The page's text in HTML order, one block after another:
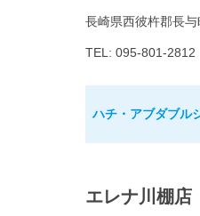
長崎県西彼杵郡長与
TEL: 095-801-2812
ハチ・アブダブル
エレナ川棚店